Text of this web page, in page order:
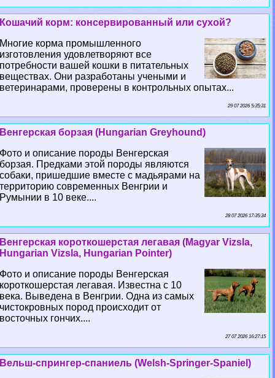
Кошачий корм: консервированный или сухой?
Многие корма промышленного
изготовления удовлетворяют все
потребности вашей кошки в питательных
веществах. Они разработаны учеными и
ветеринарами, проверены в контрольных опытах...
29 07 2026 5:35:31
Венгерская борзая (Hungarian Greyhound)
Фото и описание породы Венгерская
борзая. Предками этой породы являются
собаки, пришедшие вместе с мадьярами на
территорию современных Венгрии и
Румынии в 10 веке....
28 07 2026 17:35:34
Венгерская короткошерстая легавая (Magyar Vizsla,
Hungarian Vizsla, Hungarian Pointer)
Фото и описание породы Венгерская
короткошерстая легавая. Известна с 10
века. Выведена в Венгрии. Одна из самых
чистокровных пород происходит от
восточных гончих....
27 07 2026 16:27:15
Вельш-спрингер-спаниель (Welsh-Springer-Spaniel)